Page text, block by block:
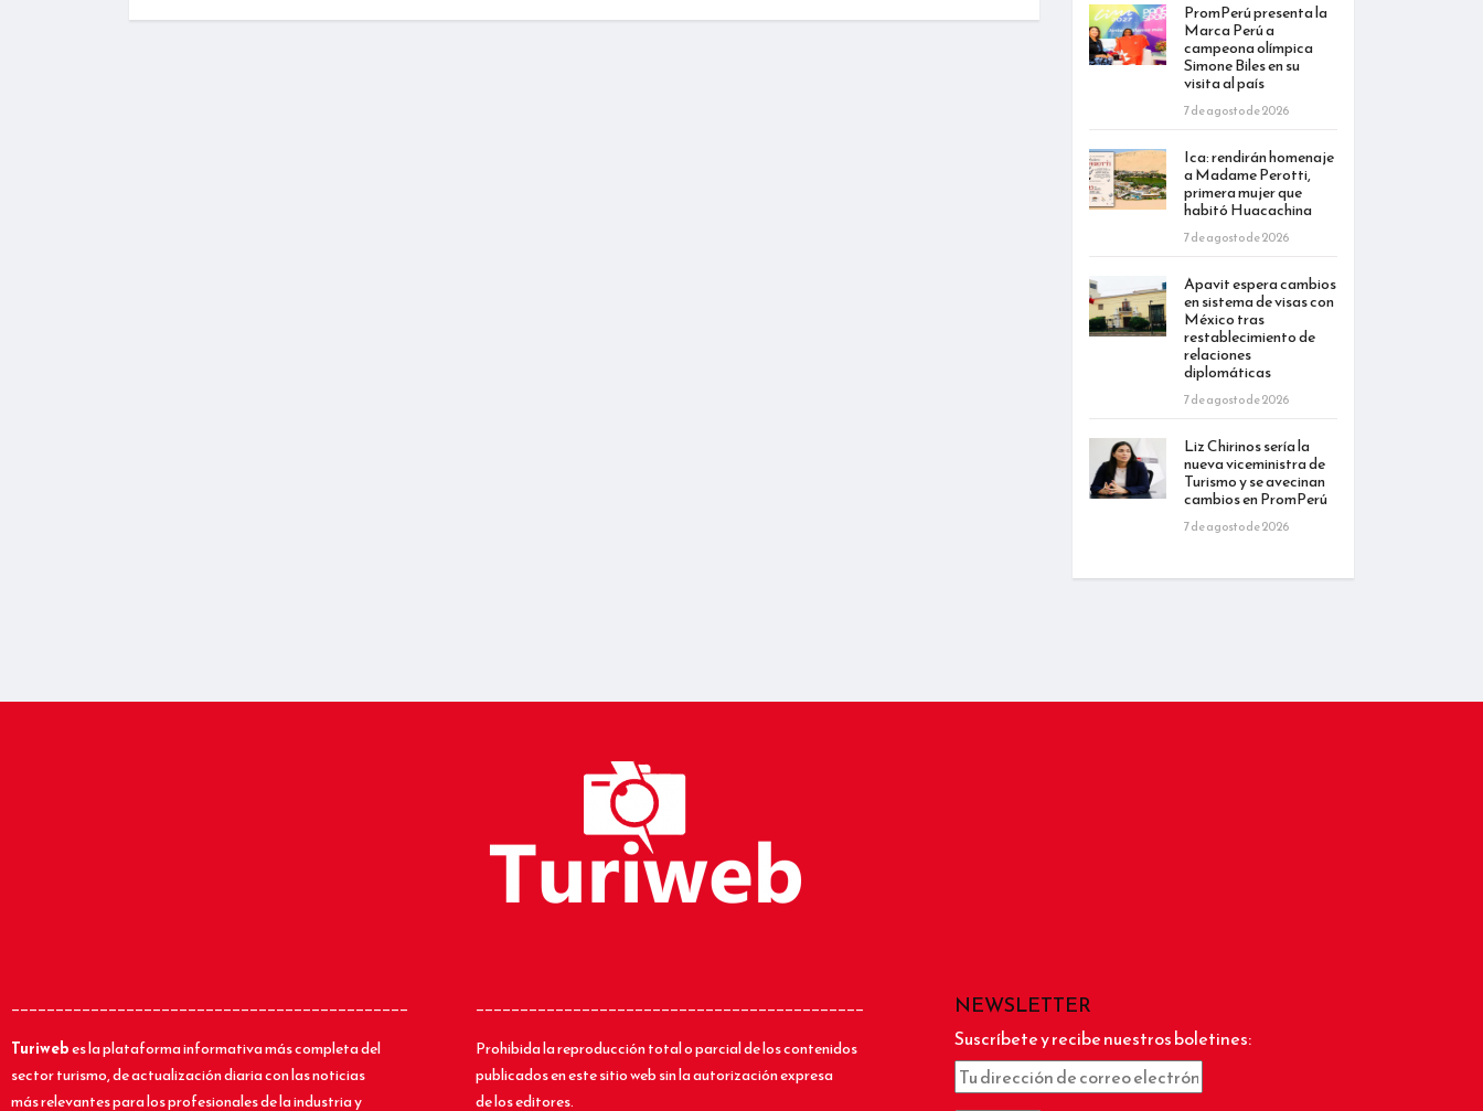
PromPerú presenta la
Marca Perú a
campeona olímpica
Simone Biles en su
visita al país
7 de agosto de 2026
Ica: rendirán homenaje
a Madame Perotti,
primera mujer que
habitó Huacachina
7 de agosto de 2026
Apavit espera cambios
en sistema de visas con
México tras
restablecimiento de
relaciones
diplomáticas
7 de agosto de 2026
Liz Chirinos sería la
nueva viceministra de
Turismo y se avecinan
cambios en PromPerú
7 de agosto de 2026
_____________________________________________
Turiwebes la plataforma informativa más completa del
sector turismo, de actualización diaria con las noticias
más relevantes para los profesionales de la industria y
____________________________________________
Prohibida la reproducción total o parcial de los contenidos
publicados en este sitio web sin la autorización expresa
de los editores.
NEWSLETTER
Suscríbete y recibe nuestros boletines: